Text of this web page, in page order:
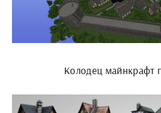
Колодец майнкрафт